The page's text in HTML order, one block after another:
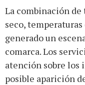
La combinación
seco,
generado un
comarca. Los
atención sobre los
posible aparición